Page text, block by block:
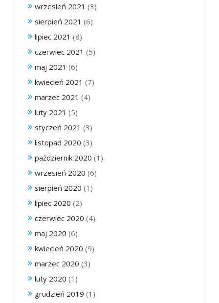
wrzesień 2021 (3)
sierpień 2021 (6)
lipiec 2021 (8)
czerwiec 2021 (5)
maj 2021 (6)
kwiecień 2021 (7)
marzec 2021 (4)
luty 2021 (5)
styczeń 2021 (3)
listopad 2020 (3)
październik 2020 (1)
wrzesień 2020 (6)
sierpień 2020 (1)
lipiec 2020 (2)
czerwiec 2020 (4)
maj 2020 (6)
kwiecień 2020 (9)
marzec 2020 (3)
luty 2020 (1)
grudzień 2019 (1)